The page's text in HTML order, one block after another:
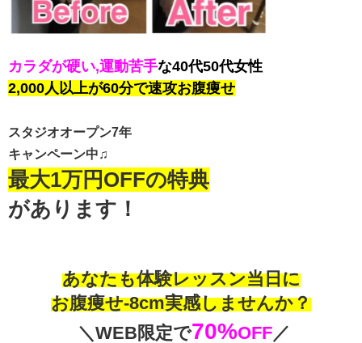
カラダが硬い,運動苦手な40代50代女性
2,000人以上が60分で速攻お腹痩せ
スタジオオープン7年
キャンペーン中♫
最大1万円OFFの特典
があります！
あなたも体験レッスン当日に
お腹痩せ-8cm実感しませんか？
＼WEB限定で70%OFF／